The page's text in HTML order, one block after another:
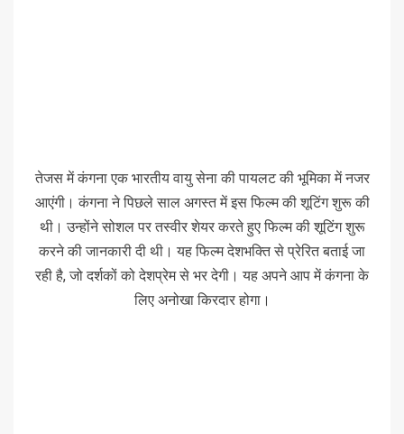
तेजस में कंगना एक भारतीय वायु सेना की पायलट की भूमिका में नजर
आएंगी। कंगना ने पिछले साल अगस्त में इस फिल्म की शूटिंग शुरू की
थी। उन्होंने सोशल पर तस्वीर शेयर करते हुए फिल्म की शूटिंग शुरू
करने की जानकारी दी थी। यह फिल्म देशभक्ति से प्रेरित बताई जा
रही है, जो दर्शकों को देशप्रेम से भर देगी। यह अपने आप में कंगना के
लिए अनोखा किरदार होगा।